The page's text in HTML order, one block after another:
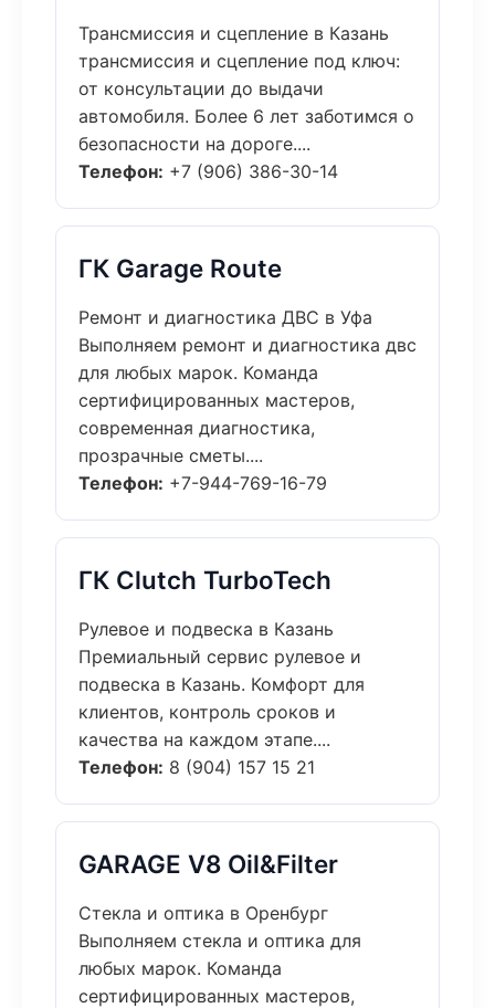
Трансмиссия и сцепление в Казань
трансмиссия и сцепление под ключ:
от консультации до выдачи
автомобиля. Более 6 лет заботимся о
безопасности на дороге....
Телефон: +7 (906) 386-30-14
ГК Garage Route
Ремонт и диагностика ДВС в Уфа
Выполняем ремонт и диагностика двс
для любых марок. Команда
сертифицированных мастеров,
современная диагностика,
прозрачные сметы....
Телефон: +7-944-769-16-79
ГК Clutch TurboTech
Рулевое и подвеска в Казань
Премиальный сервис рулевое и
подвеска в Казань. Комфорт для
клиентов, контроль сроков и
качества на каждом этапе....
Телефон: 8 (904) 157 15 21
GARAGE V8 Oil&Filter
Стекла и оптика в Оренбург
Выполняем стекла и оптика для
любых марок. Команда
сертифицированных мастеров,